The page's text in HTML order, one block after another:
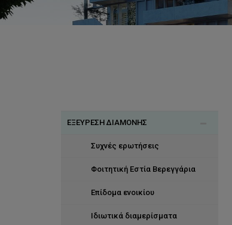
ΕΞΕΥΡΕΣΗ ΔΙΑΜΟΝΗΣ
Συχνές ερωτήσεις
Φοιτητική Εστία Βερεγγάρια
Επίδομα ενοικίου
Ιδιωτικά διαμερίσματα